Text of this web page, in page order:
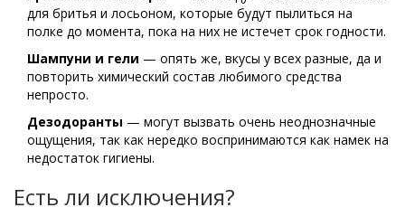
для бритья и лосьоном, которые будут пылиться на
полке до момента, пока на них не истечет срок годности.
Шампуни и гели — опять же, вкусы у всех разные, да и
повторить химический состав любимого средства
непросто.
Дезодоранты — могут вызвать очень неоднозначные
ощущения, так как нередко воспринимаются как намек на
недостаток гигиены.
Есть ли исключения?